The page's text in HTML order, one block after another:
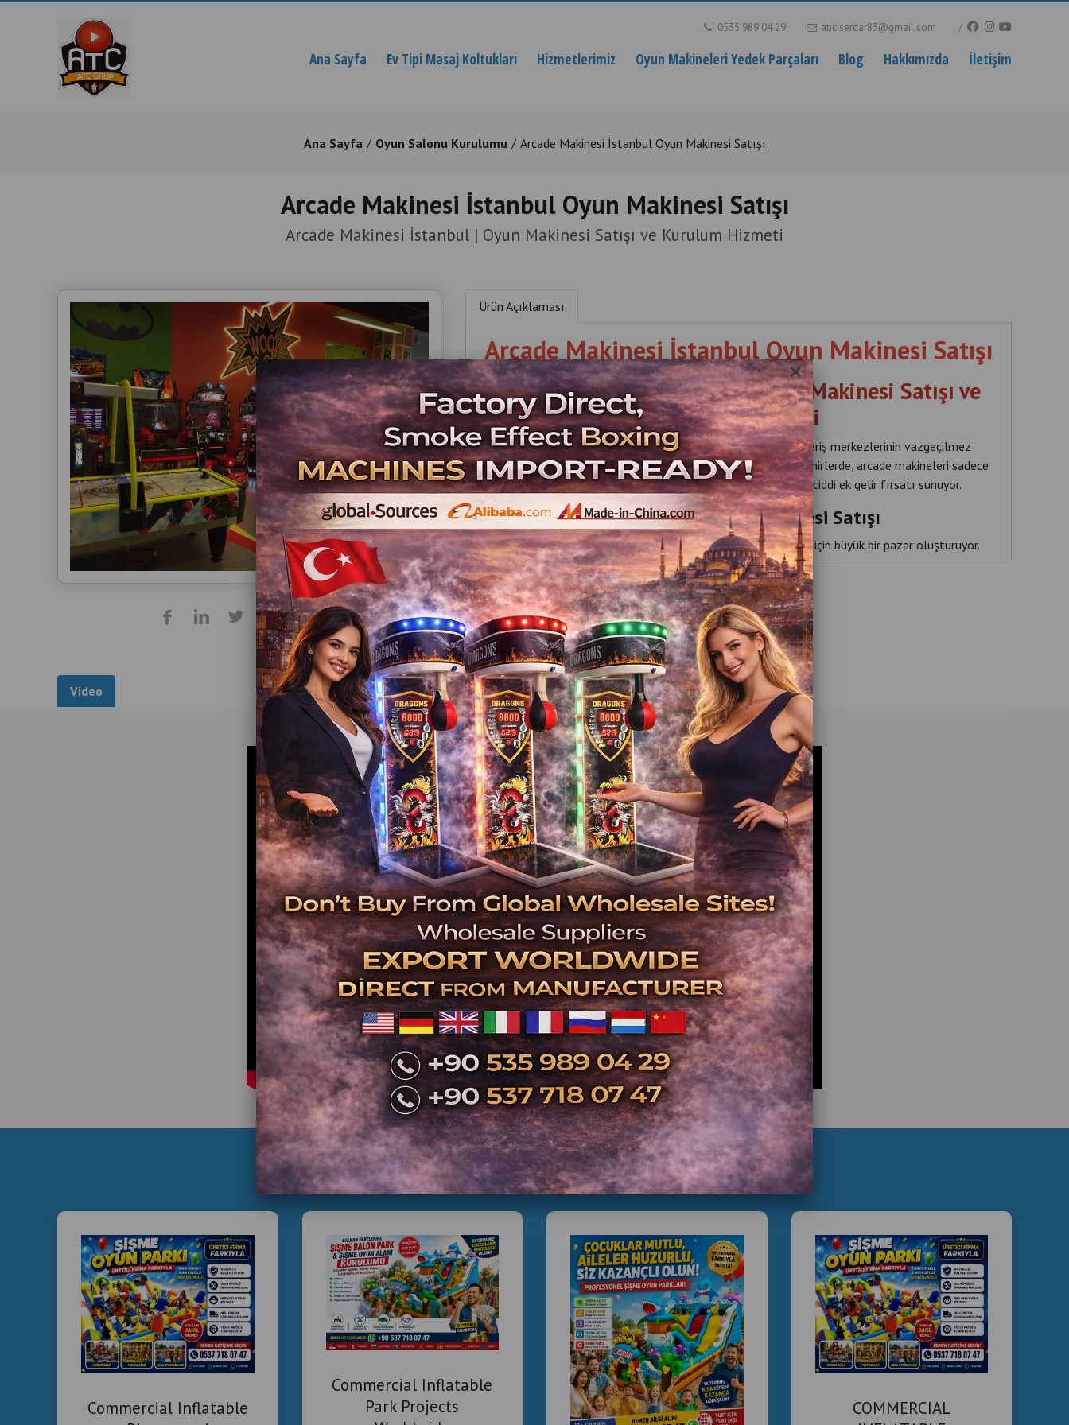
×
0535 989 04 29 aticiserdar83@gmail.com
Ana Sayfa Ev Tipi Masaj Koltukları Hizmetlerimiz Oyun Makineleri Yedek Parçaları Blog Hakkımızda İletişim
Ana Sayfa Oyun Salonu Kurulumu Arcade Makinesi İstanbul Oyun Makinesi Satışı
Arcade Makinesi İstanbul Oyun Makinesi Satışı
Arcade Makinesi İstanbul | Oyun Makinesi Satışı ve Kurulum Hizmeti
Ürün Açıklaması
Arcade Makinesi İstanbul Oyun Makinesi Satışı
Arcade Makinesi İstanbul | Oyun Makinesi Satışı ve
Kurulum Hizmeti
Oyun makineleri, hem eğlence merkezlerinin hem de alışveriş merkezlerinin vazgeçilmez
unsurlarından biri haline geldi. Özellikle İstanbul gibi büyük şehirlerde, arcade makineleri sadece
çocuklara değil, yetişkinlere de hitap ederek işletmelere ciddi ek gelir fırsatı sunuyor.
İstanbul’da Arcade Makinesi Satışı
İstanbul’un yoğun nüfusu ve turistik yapısı, oyun makineleri için büyük bir pazar oluşturuyor.
AVM’ler
Oyun salonları
Cafe & restoranlar
Oteller
Spor salonları
Gençlik merkezleri
gibi pek çok işletme, arcade makinesi ile müşterilerine ekstra eğlence imkânı sağlıyor.
Neden Arcade Makinesi?
Ek Gelir Fırsatı: Jetonlu veya kartlı sistem ile işletmeye düzenli kazanç sağlar.
Müşteri Çekimi: Çocuklu aileler ve gençler için cazip bir eğlence seçeneği sunar.
Dayanıklı ve Uzun Ömürlü: Ticari kullanım için tasarlanmış arcade makineleri uzun yıllar sorunsuz
çalışır.
Kurulum & Teknik Servis Desteği: İstanbul’da kolay ulaşılabilir servis avantajı vardır.
Popüler Arcade Makinesi Çeşitleri
Boks Makinesi (özellikle gençler arasında en popüler olan)
Basketbol Atış Makinesi
Air Hockey Masası
Simülasyon Yarış Makineleri
Retro Video Oyun Makineleri
Arcade makineleri satın alırken dikkat etmeniz gerekenler:
Güvenilir satıcıdan alınmalı.
Teknik servis garantisi olmalı.
İkinci el ürünlerde bakım yapılmış olmasına dikkat edilmeli.
Oyun çeşitliliği işletmenizin müşteri kitlesine uygun olmalı.
Arcade Makinesi İstanbul, Oyun Makinesi Satışı, Jetonlu Oyun Makinesi, İstanbul Arcade
Makineleri, Eğlence Merkezi Kurulumu, Oyun Salonu Ekipmanları, Boks Makinesi Satışı,
Video
İlgili Ürünler
Commercial Inflatable
Commercial Inflatable
Park Projects
COMMERCIAL